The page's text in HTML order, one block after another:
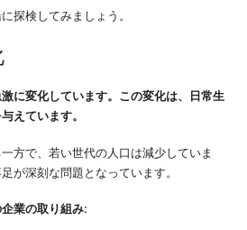
探検してみましょう。
に変化しています。この変化は、日常生
えています。
方で、若い世代の人口は減少していま
が深刻な問題となっています。
業の取り組み: